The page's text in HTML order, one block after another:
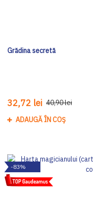
Grădina secretă
32,72 lei 40,90 lei
ADAUGĂ ÎN COȘ
-83%